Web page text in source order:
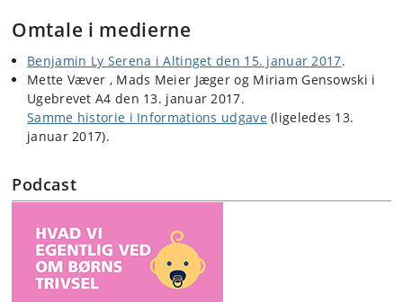
Omtale i medierne
Benjamin Ly Serena i Altinget den 15. januar 2017.
Mette Væver , Mads Meier Jæger og Miriam Gensowski i
Ugebrevet A4 den 13. januar 2017.
Samme historie i Informations udgave(ligeledes 13.
januar 2017).
Podcast